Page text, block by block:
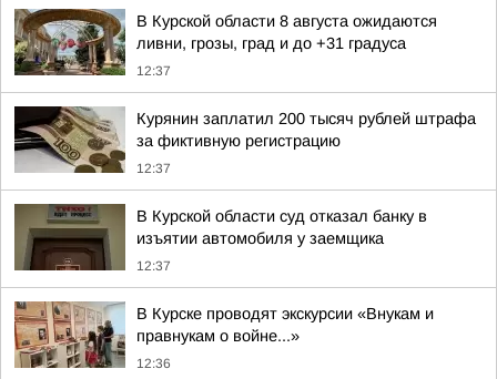
В Курской области 8 августа ожидаются
ливни, грозы, град и до +31 градуса
12:37
Курянин заплатил 200 тысяч рублей штрафа
за фиктивную регистрацию
12:37
В Курской области суд отказал банку в
изъятии автомобиля у заемщика
12:37
В Курске проводят экскурсии «Внукам и
правнукам о войне...»
12:36